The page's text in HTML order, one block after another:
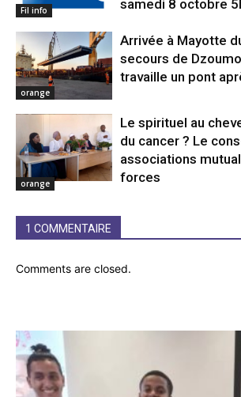
Fil info
samedi 8 octobre
orange
Arrivée à Mayotte
secours de
travaille un pont
orange
Le spirituel au
du cancer ? Le
associations
forces
1 COMMENTAIRE
Comments are closed.